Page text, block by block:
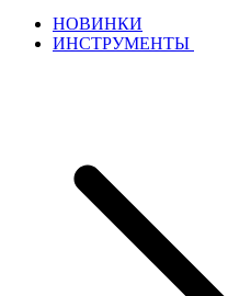
НОВИНКИ
ИНСТРУМЕНТЫ